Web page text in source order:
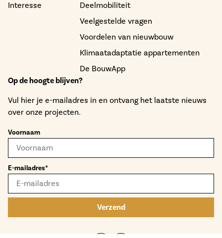
Interesse
Deelmobiliteit
Veelgestelde vragen
Voordelen van nieuwbouw
Klimaatadaptatie appartementen
De BouwApp
Op de hoogte blijven?
Vul hier je e-mailadres in en ontvang het laatste nieuws
over onze projecten.
Voornaam
E-mailadres*
Verzend